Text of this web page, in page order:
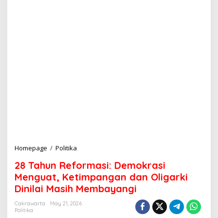
Homepage / Politika
T
a
h
u
n
28 Tahun Reformasi: Demokrasi
Menguat, Ketimpangan dan Oligarki
Dinilai Masih Membayangi
Cakrawarta
May 21, 2026
Politika